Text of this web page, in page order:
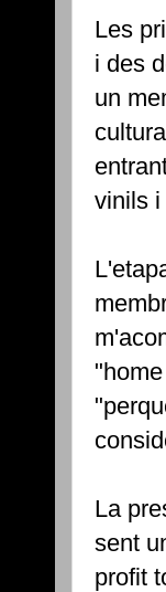
Les
i des
un
vinils i
La
sent
profit